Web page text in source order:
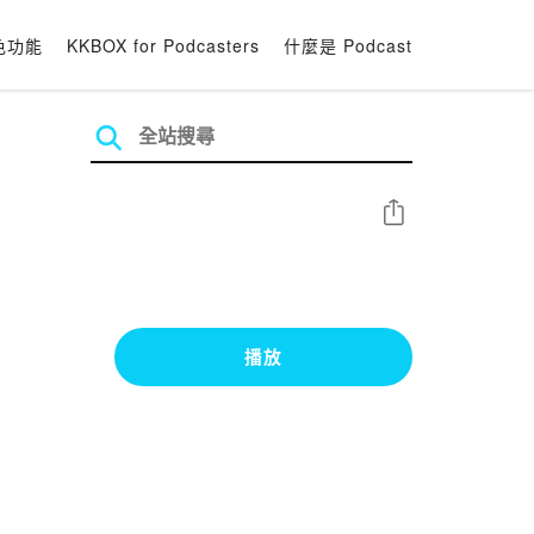
功能 KKBOX for Podcasters 什麼是 Podcast
分享
播放